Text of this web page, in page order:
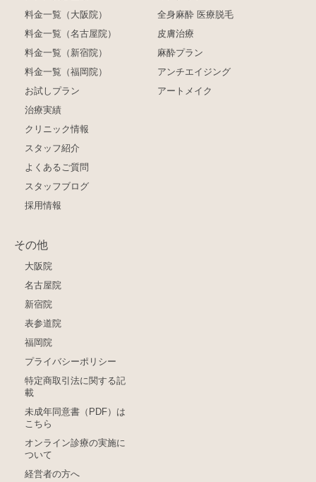
料金一覧（大阪院）
料金一覧（名古屋院）
料金一覧（新宿院）
料金一覧（福岡院）
お試しプラン
治療実績
クリニック情報
スタッフ紹介
よくあるご質問
スタッフブログ
採用情報
全身麻酔 医療脱毛
皮膚治療
麻酔プラン
アンチエイジング
アートメイク
その他
大阪院
名古屋院
新宿院
表参道院
福岡院
プライバシーポリシー
特定商取引法に関する記
載
未成年同意書（PDF）は
こちら
オンライン診療の実施に
ついて
経営者の方へ